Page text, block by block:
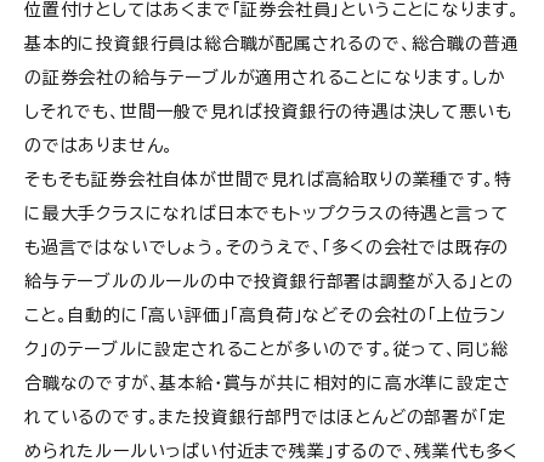
位置付けとしてはあくまで「証券会社員」ということになります。
基本的に投資銀行員は総合職が配属されるので、総合職の普通
の証券会社の給与テーブルが適用されることになります。しか
しそれでも、世間一般で見れば投資銀行の待遇は決して悪いも
のではありません。
そもそも証券会社自体が世間で見れば高給取りの業種です。特
に最大手クラスになれば日本でもトップクラスの待遇と言って
も過言ではないでしょう。そのうえで、「多くの会社では既存の
給与テーブルのルールの中で投資銀行部署は調整が入る」との
こと。自動的に「高い評価」「高負荷」などその会社の「上位ラン
ク」のテーブルに設定されることが多いのです。従って、同じ総
合職なのですが、基本給・賞与が共に相対的に高水準に設定さ
れているのです。また投資銀行部門ではほとんどの部署が「定
められたルールいっぱい付近まで残業」するので、残業代も多く